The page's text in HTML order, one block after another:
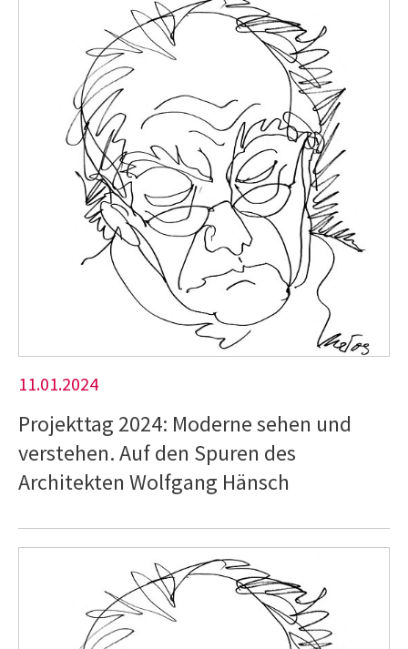
11.01.2024
Projekttag 2024: Moderne sehen und
verstehen. Auf den Spuren des
Architekten Wolfgang Hänsch